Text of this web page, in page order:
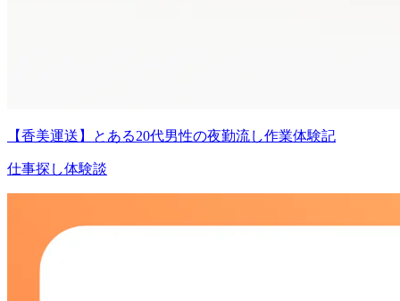
【香美運送】とある20代男性の夜勤流し作業体験記
仕事探し体験談